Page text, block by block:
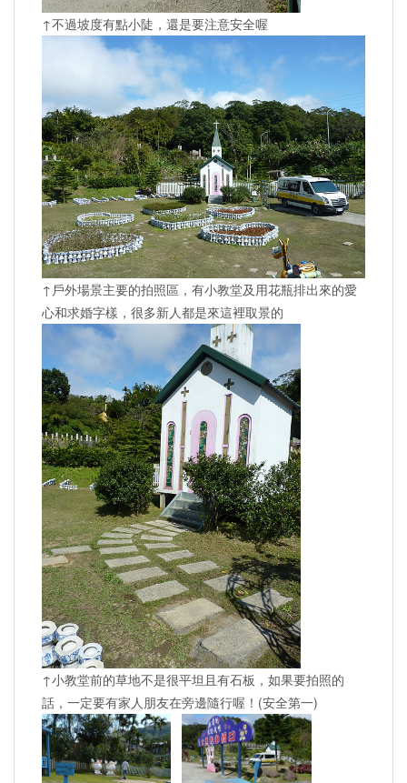
↑不過坡度有點小陡，還是要注意安全喔
↑戶外場景主要的拍照區，有小教堂及用花瓶排出來的愛
心和求婚字樣，很多新人都是來這裡取景的
↑小教堂前的草地不是很平坦且有石板，如果要拍照的
話，一定要有家人朋友在旁邊隨行喔！(安全第一)